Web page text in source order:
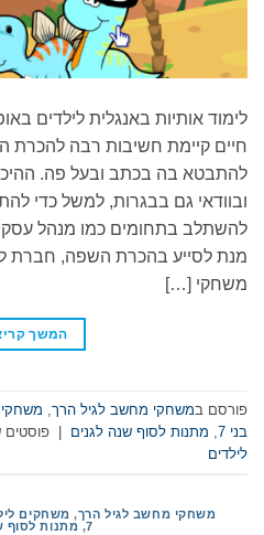
לימוד אותיות באנגלית לילדים
חיים קיימת חשיבות רבה להכרת
להתבטא בה בכתב ובעל פה.
ובוודאי גם בבגרות, למשל כדי
להשתלב בתחומים כמו מנהל
מנת לסייע בהכרת השפה, חברת
משחקי […]
המשך
פורסם במשחקי מחשב לגיל הרך
בני 7
מתנות לסוף שנה לגנים פוסטים
לילדים
משחקי מחשב לגיל הרך, משחקים
7
, מתנות לסוף